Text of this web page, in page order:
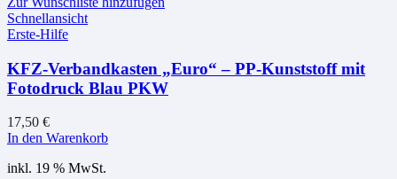
Schnellansicht
Erste-Hilfe
KFZ-Verbandkasten „Euro“ – PP-Kunststoff mit
Fotodruck Blau PKW
17,50 €
In den Warenkorb
inkl. 19 % MwSt.